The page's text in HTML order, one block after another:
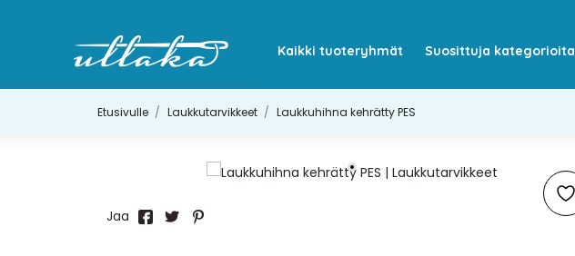
Kaikki tuoteryhmät Suosittuja kategorioita
Etusivulle Laukkutarvikkeet Laukkuhihna kehrätty PES
Jaa